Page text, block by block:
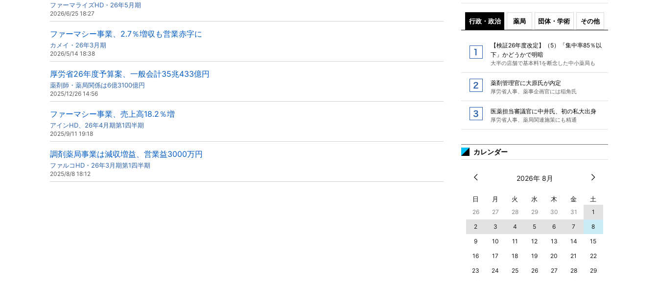
ファーマライズHD・26年5月期
2026/6/25 18:27
ファーマシー事業、2.7％増収も営業赤字に
カメイ・26年3月期
2026/5/14 18:38
厚労省26年度予算案、一般会計35兆433億円
薬剤師・薬局関係は6億3100億円
2025/12/26 14:56
ファーマシー事業、売上高18.2％増
アインHD、26年4月期第1四半期
2025/9/11 19:18
調剤薬局事業は減収増益、営業益3000万円
ファルコHD・26年3月期第1四半期
2025/8/8 18:12
行政・政治 薬局 団体・学術 その他
【検証26年度改定】（5）「集中率85％以
下」かどうかで明暗
大半の店舗で基本料1を断念した中小薬局も
薬剤管理官に大原氏が内定
厚労省人事、薬事企画官には稲角氏
医薬担当審議官に中井氏、初の私大出身
厚労省人事、薬局関連施策にも精通
カレンダー
2026年 8月
日 月 火 水 木 金 土
26 27 28 29 30 31
1
2
3 4 5 6 7
8
9
10 11 12 13 14
15
16
17 18 19 20 21
22
23
24 25 26 27 28
29